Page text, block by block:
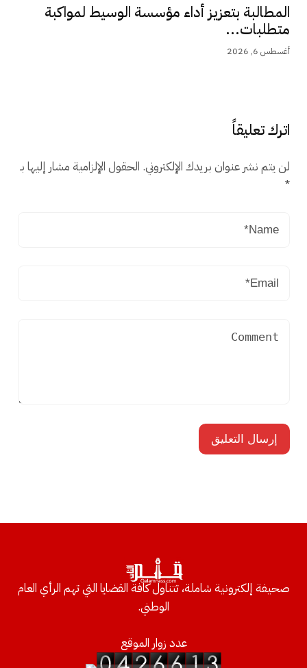
المطالبة بتعزيز أداء مؤسسة الوسيط لمواكبة
متطلبات...
أغسطس 6, 2026
اترك تعليقاً
لن يتم نشر عنوان بريدك الإلكتروني. الحقول الإلزامية مشار إليها بـ
*
صحيفة إلكترونية شاملة، تتناول كافة القضايا التي تهم الرأي العام
الوطني.
عدد زوار الموقع